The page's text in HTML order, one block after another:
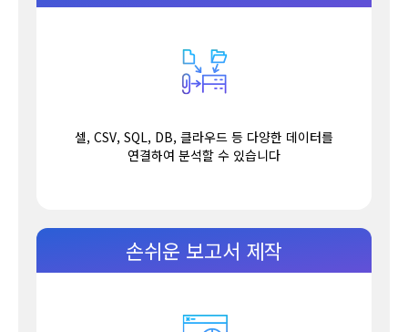
셀, CSV, SQL, DB, 클라우드 등 다양한 데이터를
연결하여 분석할 수 있습니다
손쉬운 보고서 제작